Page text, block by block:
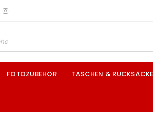
FOTOZUBEHÖR TASCHEN & RUCKSÄCKE